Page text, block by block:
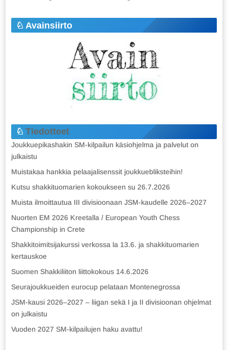
Avainsiirto
Tiedotteet
Joukkuepikashakin SM-kilpailun käsiohjelma ja palvelut on
julkaistu
Muistakaa hankkia pelaajalisenssit joukkuebliksteihin!
Kutsu shakkituomarien kokoukseen su 26.7.2026
Muista ilmoittautua III divisioonaan JSM-kaudelle 2026–2027
Nuorten EM 2026 Kreetalla / European Youth Chess
Championship in Crete
Shakkitoimitsijakurssi verkossa la 13.6. ja shakkituomarien
kertauskoe
Suomen Shakkiliiton liittokokous 14.6.2026
Seurajoukkueiden eurocup pelataan Montenegrossa
JSM-kausi 2026–2027 – liigan sekä I ja II divisioonan ohjelmat
on julkaistu
Vuoden 2027 SM-kilpailujen haku avattu!